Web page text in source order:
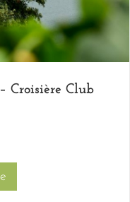
Croisière Club